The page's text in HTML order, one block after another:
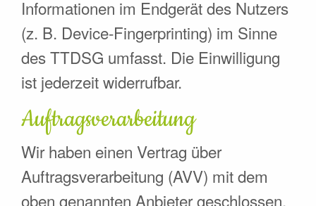
Informationen im Endgerät des Nutzers
(z. B. Device-Fingerprinting) im Sinne
des TTDSG umfasst. Die Einwilligung
ist jederzeit widerrufbar.
Auftragsverarbeitung
Wir haben einen Vertrag über
Auftragsverarbeitung (AVV) mit dem
oben genannten Anbieter geschlossen.